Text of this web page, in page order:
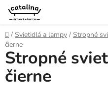
Prejsť
obsah
Domov
/ Svietidlá a lampy / Stropné
čierne
Stropné
čierne